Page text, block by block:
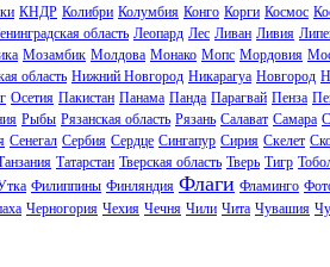
КНДР Колибри Колумбия Конго Корги Космос
область Леопард Лес Ливан Ливия
Мозамбик Молдова Монако Мопс Мордовия
область Нижний Новгород Никарагуа Новгород
Осетия Пакистан Панама Панда Парагвай Пенза
Рыбы Рязанская область Рязань Салават Самара
Сенегал Сербия Сердце Сингапур Сирия Скелет
Татарстан Тверская область Тверь Тигр
Филиппины Финляндия Флаги Фламинго
Черногория Чехия Чечня Чили Чита Чувашия